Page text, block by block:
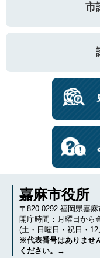
市
嘉麻市役所
〒820-0292 福岡県嘉麻
開庁時間：月曜日から
(土・日曜日・祝日・
※代表番号はありませ
ください。→